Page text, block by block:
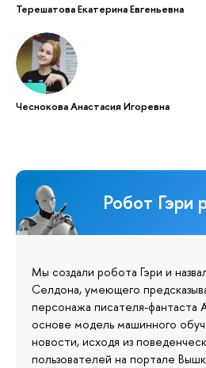
Терешатова Екатерина Евгеньевна
Чеснокова Анастасия Игоревна
Робот Гэри
Мы создали робота Гэри и
Селдона, умеющего
персонажа писателя-фантаста
основе модель машинного
новости, исходя из
пользователей на портале